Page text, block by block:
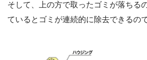
そして、上の方で取ったゴミが落ちる
ているとゴミが連続的に除去できるので